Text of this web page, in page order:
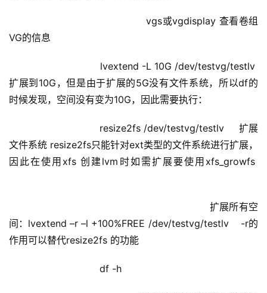
vgs或vgdisplay 查看卷组
VG的信息
lvextend -L 10G /dev/testvg/testlv
扩展到10G，但是由于扩展的5G没有文件系统，所以df的
时候发现，空间没有变为10G，因此需要执行：
resize2fs /dev/testvg/testlv     扩展
文件系统 resize2fs只能针对ext类型的文件系统进行扩展，
因此在使用xfs 创建lvm时如需扩展要使用xfs_growfs
扩展所有空
间：lvextend –r –l +100%FREE /dev/testvg/testlv    -r的
作用可以替代resize2fs 的功能
df -h